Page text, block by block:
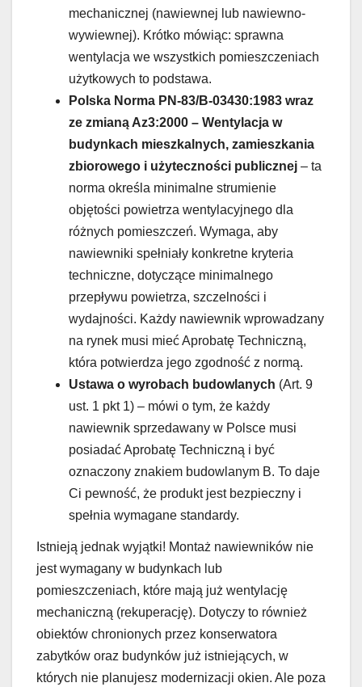
mechanicznej (nawiewnej lub nawiewno-
wywiewnej). Krótko mówiąc: sprawna
wentylacja we wszystkich pomieszczeniach
użytkowych to podstawa.
Polska Norma PN-83/B-03430:1983 wraz
ze zmianą Az3:2000 – Wentylacja w
budynkach mieszkalnych, zamieszkania
zbiorowego i użyteczności publicznej – ta
norma określa minimalne strumienie
objętości powietrza wentylacyjnego dla
różnych pomieszczeń. Wymaga, aby
nawiewniki spełniały konkretne kryteria
techniczne, dotyczące minimalnego
przepływu powietrza, szczelności i
wydajności. Każdy nawiewnik wprowadzany
na rynek musi mieć Aprobatę Techniczną,
która potwierdza jego zgodność z normą.
Ustawa o wyrobach budowlanych (Art. 9
ust. 1 pkt 1) – mówi o tym, że każdy
nawiewnik sprzedawany w Polsce musi
posiadać Aprobatę Techniczną i być
oznaczony znakiem budowlanym B. To daje
Ci pewność, że produkt jest bezpieczny i
spełnia wymagane standardy.
Istnieją jednak wyjątki! Montaż nawiewników nie
jest wymagany w budynkach lub
pomieszczeniach, które mają już wentylację
mechaniczną (rekuperację). Dotyczy to również
obiektów chronionych przez konserwatora
zabytków oraz budynków już istniejących, w
których nie planujesz modernizacji okien. Ale poza